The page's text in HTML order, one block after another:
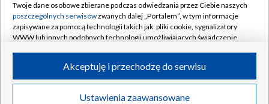
Rada Programowa
System NOS
Informacje o nadawcy
Program dla prasy
Kontakt
Kanały
©2026 Telewizja Polska S.A. w likwidacji
Twoje dane osobowe zbierane podczas odwiedzania przez Ciebie naszych
poszczególnych serwisówzwanych dalej „Portalem”, w tym informacje
zapisywane za pomocą technologii takich jak: pliki cookie, sygnalizatory
WWW lub innych podobnych technologii umożliwiających świadczenie
ruchu w Internecie.
Twoje dane osobowe zbierane podczas odwiedzania przez Ciebie
Ustawienia zaawansowane
Akceptuję i przechodzę do serwisu